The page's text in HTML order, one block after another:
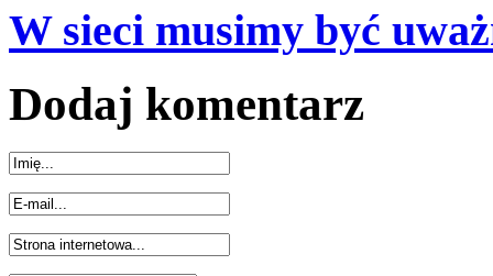
W sieci musimy być
Dodaj komentarz